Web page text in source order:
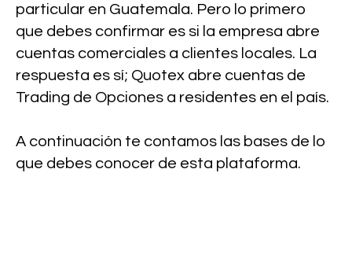
particular en Guatemala. Pero lo primero
que debes confirmar es si la empresa abre
cuentas comerciales a clientes locales. La
respuesta es sí; Quotex abre cuentas de
Trading de Opciones a residentes en el país.
A continuación te contamos las bases de lo
que debes conocer de esta plataforma.